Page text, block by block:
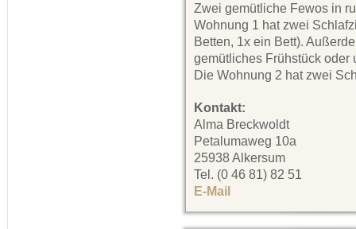
Zwei gemütliche Fewos in
Wohnung 1 hat zwei
Betten, 1x ein Bett).
gemütliches Frühstück oder
Die Wohnung 2 hat zwei
Kontakt:
Alma Breckwoldt
Petalumaweg 10a
25938 Alkersum
Tel. (0 46 81) 82 51
E-Mail